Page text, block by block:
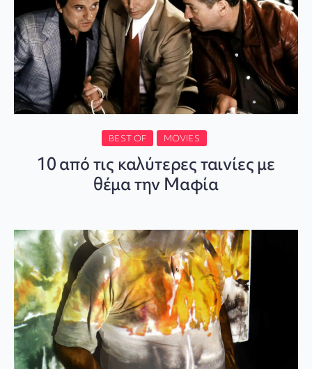
BEST OF MOVIES
10 από τις καλύτερες ταινίες με
θέμα την Μαφία